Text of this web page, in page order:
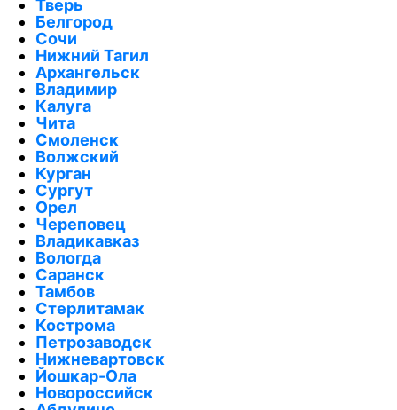
Тверь
Белгород
Сочи
Нижний Тагил
Архангельск
Владимир
Калуга
Чита
Смоленск
Волжский
Курган
Сургут
Орел
Череповец
Владикавказ
Вологда
Саранск
Тамбов
Стерлитамак
Кострома
Петрозаводск
Нижневартовск
Йошкар-Ола
Новороссийск